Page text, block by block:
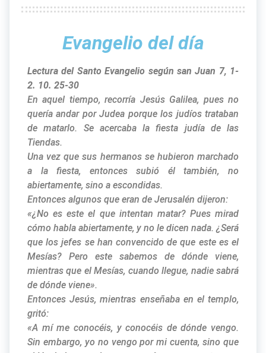
Evangelio del día
Lectura del Santo Evangelio según san Juan 7, 1-
2. 10. 25-30
En aquel tiempo, recorría Jesús Galilea, pues no
quería andar por Judea porque los judíos trataban
de matarlo. Se acercaba la fiesta judía de las
Tiendas.
Una vez que sus hermanos se hubieron marchado
a la fiesta, entonces subió él también, no
abiertamente, sino a escondidas.
Entonces algunos que eran de Jerusalén dijeron:
«¿No es este el que intentan matar? Pues mirad
cómo habla abiertamente, y no le dicen nada. ¿Será
que los jefes se han convencido de que este es el
Mesías? Pero este sabemos de dónde viene,
mientras que el Mesías, cuando llegue, nadie sabrá
de dónde viene».
Entonces Jesús, mientras enseñaba en el templo,
gritó:
«A mí me conocéis, y conocéis de dónde vengo.
Sin embargo, yo no vengo por mi cuenta, sino que